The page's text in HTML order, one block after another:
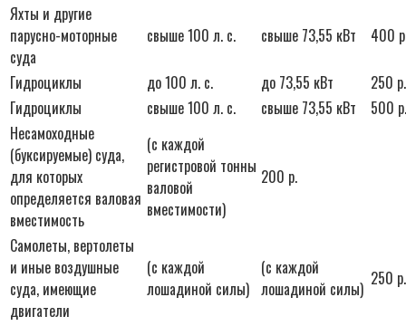
Яхты и другие
парусно-моторные
суда
свыше 100 л. с. свыше 73,55 кВт 400
Гидроциклы до 100 л. с. до 73,55 кВт
250 р.
Гидроциклы
свыше 100 л. с. свыше 73,55 кВт
500 р.
Несамоходные
(буксируемые) суда,
для которых
определяется валовая
вместимость
(с каждой
регистровой тонны
валовой
вместимости)
200 р.
Самолеты, вертолеты
и иные воздушные
суда, имеющие
двигатели
(с каждой
лошадиной силы)
(с каждой
лошадиной силы) 250 р.